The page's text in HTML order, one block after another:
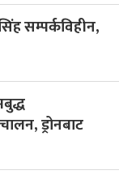
सम्पर्कविहीन,
ड्रोनबाट